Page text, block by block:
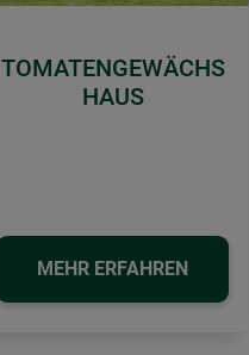
TOMATENGEWÄCHS
HAUS
MEHR ERFAHREN